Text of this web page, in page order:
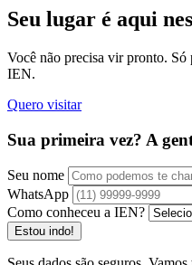
Seu lugar é aqui
Você não precisa vir pronto.
IEN.
Quero visitar
Sua primeira vez? A
Seu nome
WhatsApp
Como conheceu a IEN?
Estou indo!